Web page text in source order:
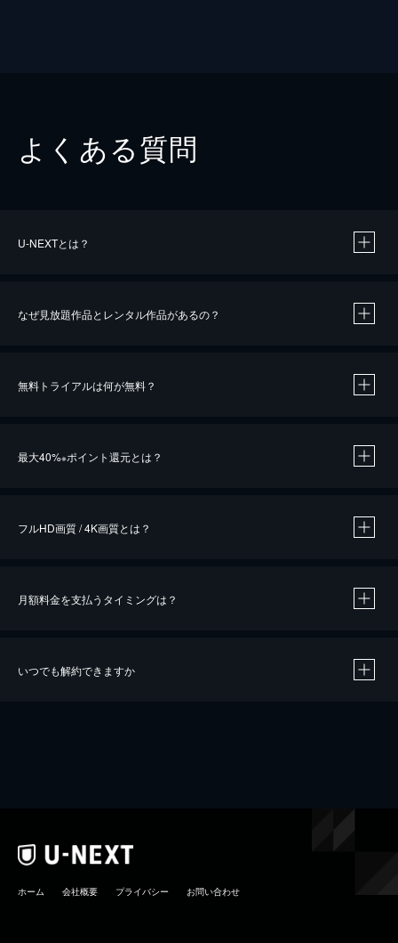
よくある質問
U-NEXTとは？
なぜ見放題作品とレンタル作品があるの？
無料トライアルは何が無料？
最大40%※ポイント還元とは？
※40％ポイント還元の対象は、クレジットカード決済による作品の購入 / レンタルです。
フルHD画質 / 4K画質とは？
月額料金を支払うタイミングは？
いつでも解約できますか
ホーム 会社概要 プライバシー お問い合わせ